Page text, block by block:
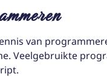
van
Veelgebruikte